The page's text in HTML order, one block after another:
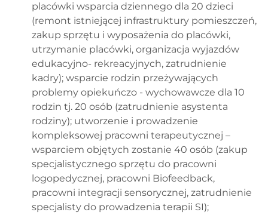
placówki wsparcia dziennego dla 20 dzieci
(remont istniejącej infrastruktury pomieszczeń,
zakup sprzętu i wyposażenia do placówki,
utrzymanie placówki, organizacja wyjazdów
edukacyjno- rekreacyjnych, zatrudnienie
kadry); wsparcie rodzin przeżywających
problemy opiekuńczo - wychowawcze dla 10
rodzin tj. 20 osób (zatrudnienie asystenta
rodziny); utworzenie i prowadzenie
kompleksowej pracowni terapeutycznej –
wsparciem objętych zostanie 40 osób (zakup
specjalistycznego sprzętu do pracowni
logopedycznej, pracowni Biofeedback,
pracowni integracji sensorycznej, zatrudnienie
specjalisty do prowadzenia terapii SI);